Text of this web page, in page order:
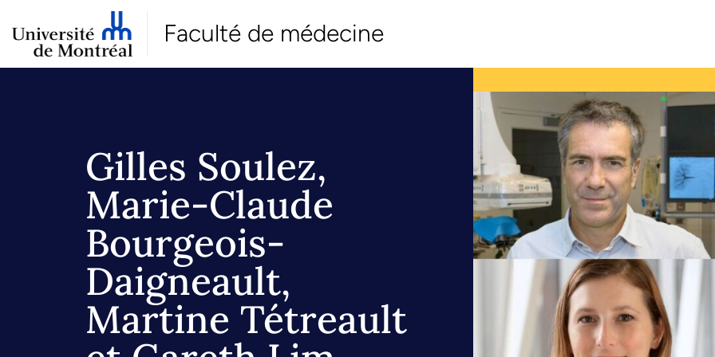
Faculté de médecine
Gilles Soulez,
Marie-Claude
Bourgeois-
Daigneault,
Martine Tétreault